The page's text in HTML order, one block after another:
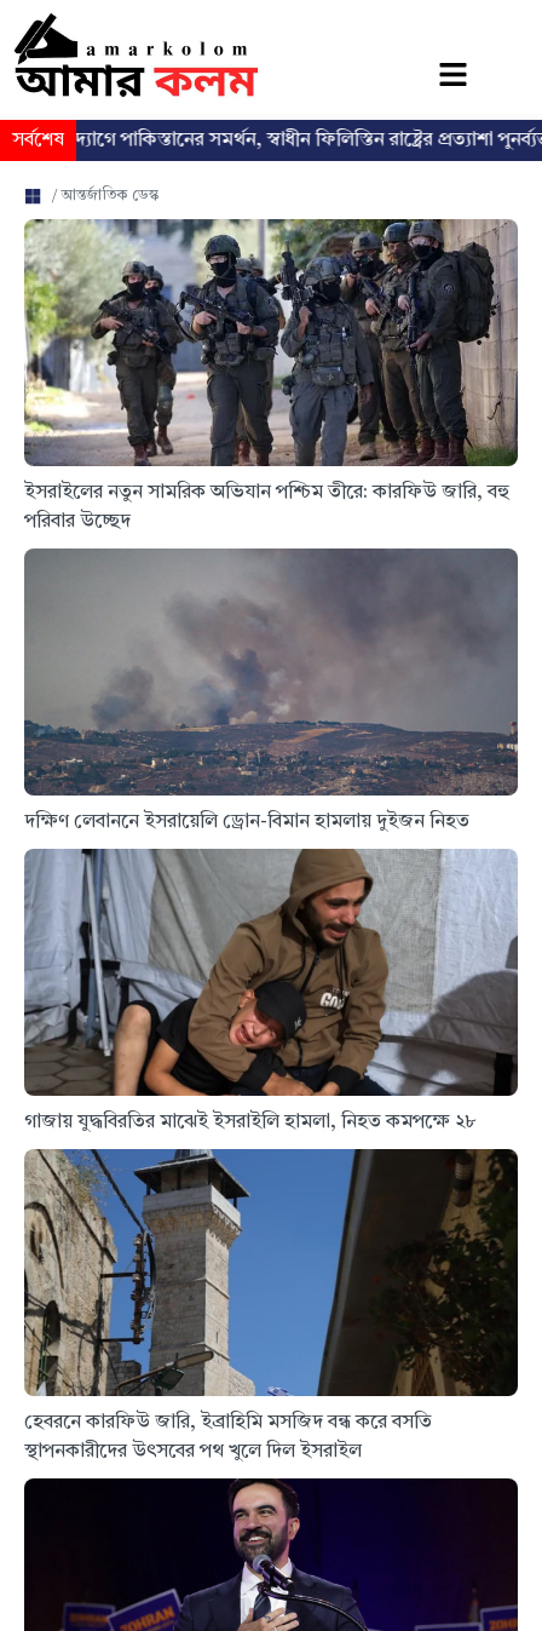
সর্বশেষপাকিস্তানের সমর্থন, স্বাধীন ফিলিস্তিন রাষ্ট্রের প্রত্যাশা পুনর্ব্যক্ত
/ আন্তর্জাতিক ডেস্ক
ইসরাইলের নতুন সামরিক অভিযান পশ্চিম তীরে: কারফিউ জারি, বহু
পরিবার উচ্ছেদ
দক্ষিণ লেবাননে ইসরায়েলি ড্রোন-বিমান হামলায় দুইজন নিহত
গাজায় যুদ্ধবিরতির মাঝেই ইসরাইলি হামলা, নিহত কমপক্ষে ২৮
হেবরনে কারফিউ জারি, ইব্রাহিমি মসজিদ বন্ধ করে বসতি
স্থাপনকারীদের উৎসবের পথ খুলে দিল ইসরাইল